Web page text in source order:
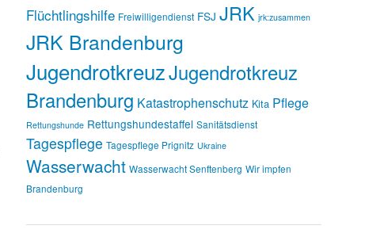
Flüchtlingshilfe Freiwilligendienst FSJ JRK jrk:zusammen
JRK Brandenburg
JugendrotkreuzJugendrotkreuz
Brandenburg Katastrophenschutz Kita Pflege
Rettungshunde Rettungshundestaffel Sanitätsdienst
Tagespflege Tagespflege Prignitz Ukraine
Wasserwacht Wasserwacht Senftenberg Wir impfen
Brandenburg